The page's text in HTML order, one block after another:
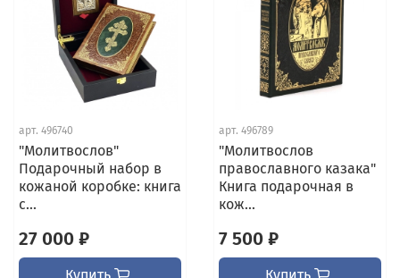
арт. 496740
"Молитвослов"
Подарочный набор в
кожаной коробке: книга
с...
27 000 ₽
Купить
арт. 496789
"Молитвослов
православного казака"
Книга подарочная в
кож...
7 500 ₽
Купить